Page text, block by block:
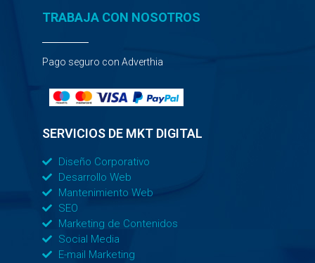
TRABAJA CON NOSOTROS
Pago seguro con Adverthia
SERVICIOS DE MKT DIGITAL
Diseño Corporativo
Desarrollo Web
Mantenimiento Web
SEO
Marketing de Contenidos
Social Media
E-mail Marketing